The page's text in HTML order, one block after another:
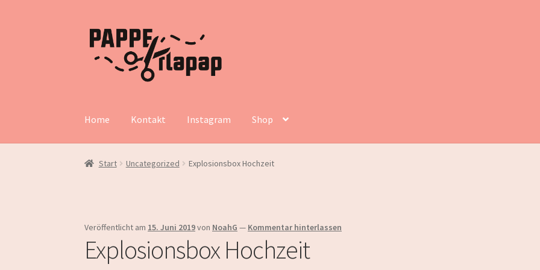
Zur
Navigation
springen
Zum
Inhalt
springen
Home Kontakt Instagram Shop
Start Uncategorized Explosionsbox Hochzeit
Veröffentlicht am 15. Juni 2019von NoahG — Kommentar hinterlassen
Explosionsbox Hochzeit